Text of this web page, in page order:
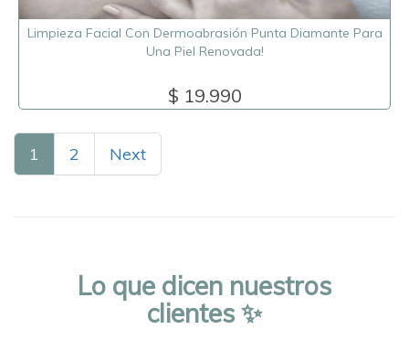
Limpieza Facial Con Dermoabrasión Punta Diamante Para
Una Piel Renovada!
$ 19.990
1 2 Next
Lo que dicen nuestros
clientes ✨